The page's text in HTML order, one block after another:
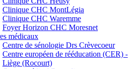
Clinique CHC MontLégia
Clinique CHC Waremme
Foyer Horizon CHC Moresnet
médicaux
Centre de sénologie Drs Crèvecoeur
Centre européen de rééducation (CER) -
Liège (Rocourt)